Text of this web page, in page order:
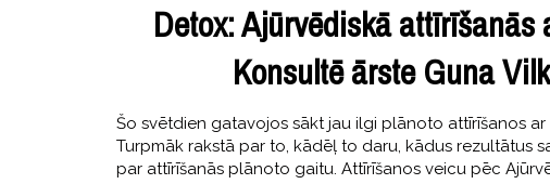
Detox: Ajūrvēdiskā attīrīšanās
Konsultē ārste Guna
Šo svētdien gatavojos sākt jau ilgi plānoto attīrīšanos ar
Turpmāk rakstā par to, kādēļ to daru, kādus rezultātus
par attīrīšanās plānoto gaitu. Attīrīšanos veicu pēc